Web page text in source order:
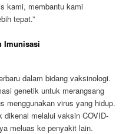
kami, membantu kami
tepat.”
Imunisasi
dalam bidang vaksinologi.
genetik untuk merangsang
menggunakan virus yang hidup.
dikenal melalui vaksin COVID-
meluas ke penyakit lain.